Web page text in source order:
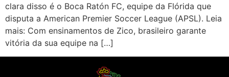
clara disso é o Boca Ratón FC, equipe da Flórida que
disputa a American Premier Soccer League (APSL). Leia
mais: Com ensinamentos de Zico, brasileiro garante
vitória da sua equipe na […]